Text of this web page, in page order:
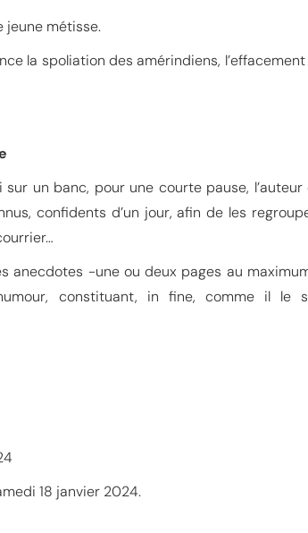
jeune métisse.
la spoliation des amérindiens,
un banc, pour une courte pause,
confidents d’un jour, afin de les
anecdotes -une ou deux pages au
constituant, in fine, comme il le
18 janvier 2024.